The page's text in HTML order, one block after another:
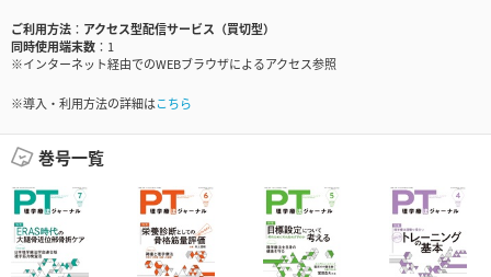
ご利用方法
アクセス型配信サービス（買切型）
同時使用端末数
1
※インターネット経由でのWEBブラウザによるアクセス参照
※導入・利用方法の詳細はこちら
巻号一覧